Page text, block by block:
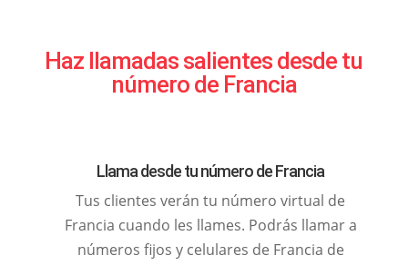
Haz llamadas salientes desde tu
número de Francia
Llama desde tu número de Francia
Tus clientes verán tu número virtual de
Francia cuando les llames. Podrás llamar a
números fijos y celulares de Francia de